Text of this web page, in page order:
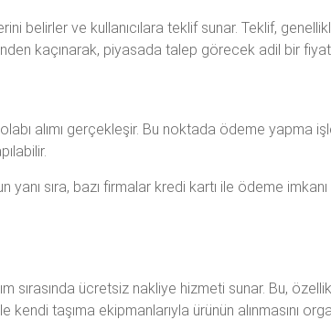
belirler ve kullanıcılara teklif sunar. Teklif,
kaçınarak, piyasada talep görecek adil bir
alımı gerçekleşir. Bu noktada ödeme yapma
sıra, bazı firmalar kredi kartı ile ödeme
sırasında ücretsiz nakliye hizmeti sunar. Bu,
kendi taşıma ekipmanlarıyla ürünün alınmasını